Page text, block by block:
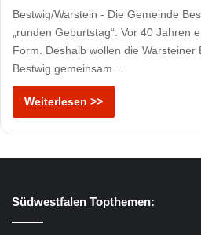
Bestwig/Warstein - Die Gemeinde
„runden Geburtstag“: Vor 40 Jahren
Form. Deshalb wollen die
Bestwig gemeinsam…
Weiterlesen >>
Südwestfalen Topthemen: